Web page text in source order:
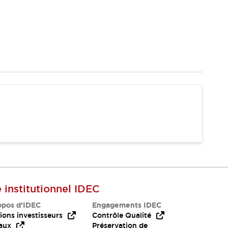
institutionnel IDEC
d’IDEC
investisseurs
Engagements IDEC
Contrôle Qualité
Préservation de